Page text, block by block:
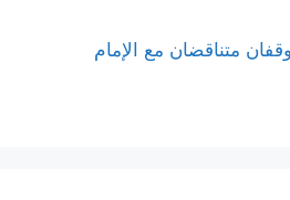
متناقضان مع الإمام